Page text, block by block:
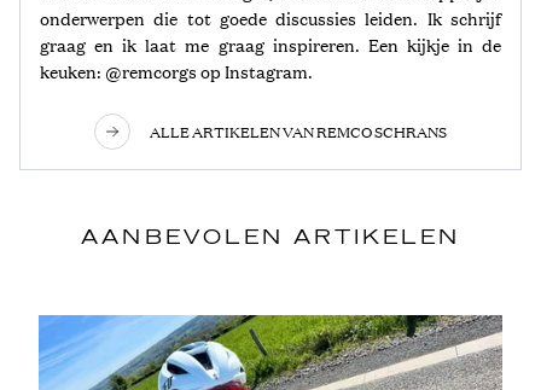
onderwerpen die tot goede discussies leiden. Ik schrijf
graag en ik laat me graag inspireren. Een kijkje in de
keuken: @remcorgs op Instagram.
ALLE ARTIKELEN VAN REMCO SCHRANS
AANBEVOLEN ARTIKELEN